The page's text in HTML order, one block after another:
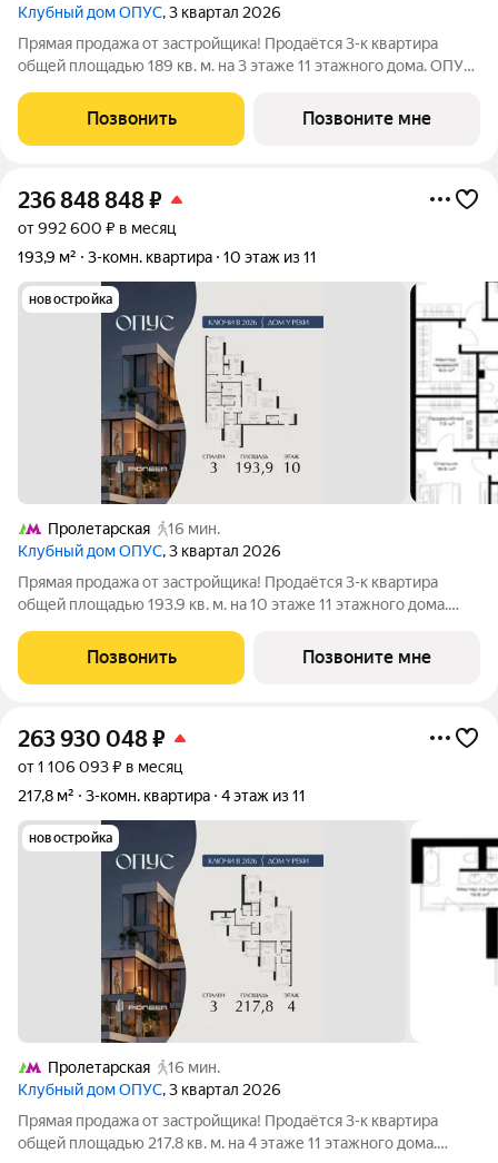
Клубный дом ОПУС, 3 квартал 2026
Прямая продажа от застройщика! Продаётся 3-к квартира
общей площадью 189 кв. м. на 3 этаже 11 этажного дома. ОПУС
проект премиум-класса от девелопера PIONEER с
архитектурной концепцией от
Позвонить Позвоните мне
236 848 848₽
от 992 600 ₽ в месяц
193,9 м²
3-комн. квартира 10 этаж из 11
новостройка
Пролетарская
16 мин.
Клубный дом ОПУС, 3 квартал 2026
Прямая продажа от застройщика! Продаётся 3-к квартира
общей площадью 193.9 кв. м. на 10 этаже 11 этажного дома.
Кремля, проект премиум-класса от девелопера PIONEER с
архитектурной концепцией от
Позвонить Позвоните мне
263 930 048₽
от 1 106 093 ₽ в месяц
217,8 м²
3-комн. квартира 4 этаж из 11
новостройка
Пролетарская
16 мин.
Клубный дом ОПУС, 3 квартал 2026
Прямая продажа от застройщика! Продаётся 3-к квартира
общей площадью 217.8 кв. м. на 4 этаже 11 этажного дома.